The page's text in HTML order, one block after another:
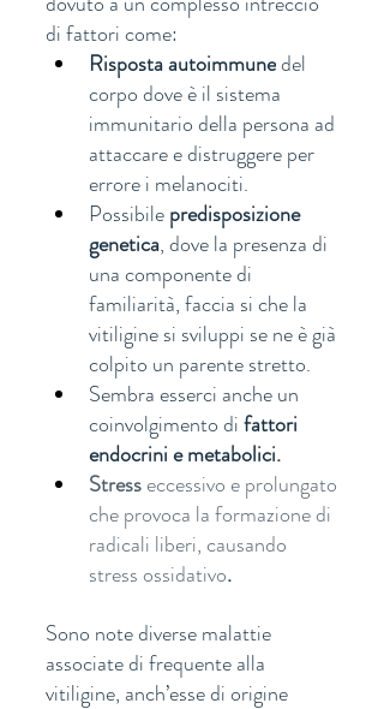
di fattori come:
Risposta autoimmune del
corpo dove è il sistema
immunitario della persona ad
attaccare e distruggere per
errore i melanociti.
Possibile predisposizione
genetica, dove la presenza di
una componente di
familiarità, faccia si che la
vitiligine si sviluppi se ne è già
colpito un parente stretto.
Sembra esserci anche un
coinvolgimento di fattori
endocrini e metabolici.
Stress eccessivo e prolungato
che provoca la formazione di
radicali liberi, causando
stress ossidativo.
Sono note diverse malattie
associate di frequente alla
vitiligine, anch’esse di origine